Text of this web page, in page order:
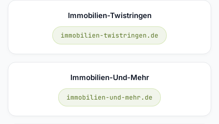
Immobilien-Twistringen
immobilien-twistringen.de
Immobilien-Und-Mehr
immobilien-und-mehr.de